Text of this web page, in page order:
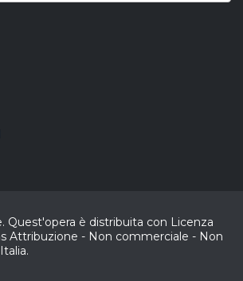
Quest'opera è distribuita con Licenza
Attribuzione - Non commerciale - Non